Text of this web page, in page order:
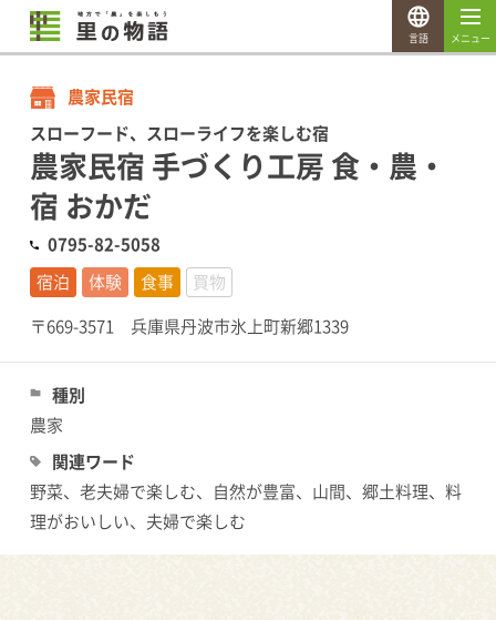
農家民宿
スローフード、スローライフを楽しむ宿
農家民宿 手づくり工房 食・農・
宿 おかだ
0795-82-5058
宿泊
体験 食事
買物
〒669-3571 兵庫県丹波市氷上町新郷1339
種別
農家
関連ワード
野菜、老夫婦で楽しむ、自然が豊富、山間、郷土料理、料
理がおいしい、夫婦で楽しむ
メニュー
言語